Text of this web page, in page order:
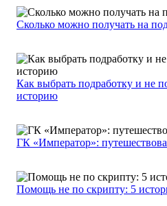
Сколько можно получать на
Как выбрать подработку и не
историю
ГК «Император»:
Помощь не по скрипту: 5